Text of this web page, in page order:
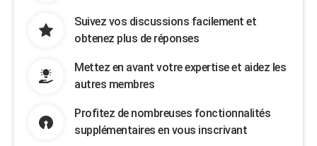
Suivez vos discussions facilement et
obtenez plus de réponses
Mettez en avant votre expertise et aidez les
autres membres
Profitez de nombreuses fonctionnalités
supplémentaires en vous inscrivant